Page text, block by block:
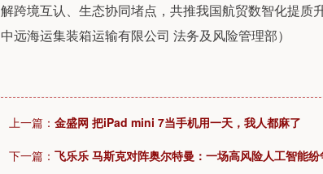
解跨境互认、生态协同堵点，共推我国航贸数智化提质
中远海运集装箱运输有限公司 法务及风险管理部）
上一篇： 金盛网 把iPad mini 7当手机用一天，我人都麻了
下一篇： 飞乐乐 马斯克对阵奥尔特曼：一场高风险人工智能